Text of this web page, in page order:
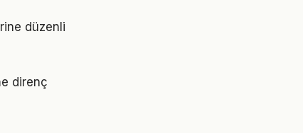
düzenli
direnç